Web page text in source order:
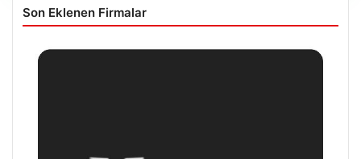
Son Eklenen Firmalar